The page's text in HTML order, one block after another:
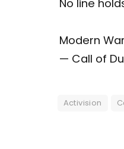
No line
Modern
— Call of
Activision